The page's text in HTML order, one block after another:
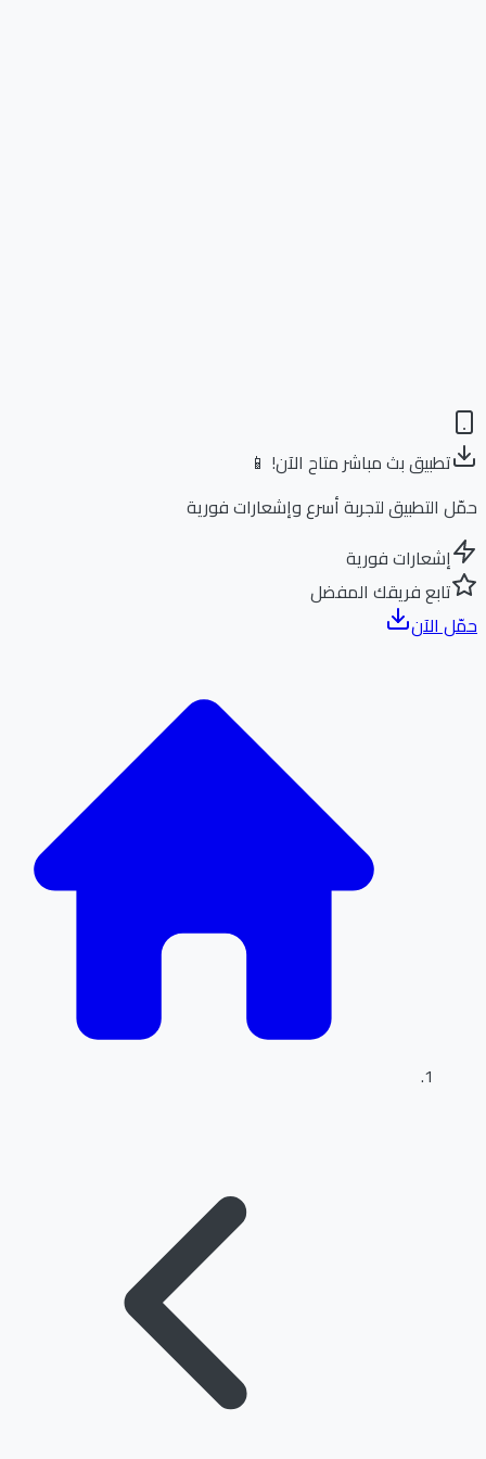
تطبيق بث مباشر متاح الآن! 📱
التطبيق لتجربة أسرع وإشعارات فورية
إشعارات فورية
تابع فريقك المفضل
الآن